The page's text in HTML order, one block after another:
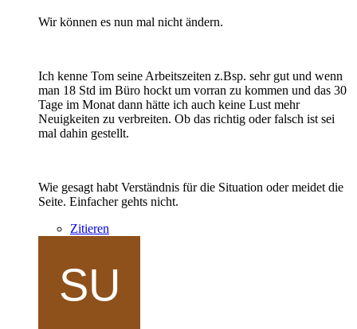
Wir können es nun mal nicht ändern.
Ich kenne Tom seine Arbeitszeiten z.Bsp. sehr gut und wenn
man 18 Std im Büro hockt um vorran zu kommen und das 30
Tage im Monat dann hätte ich auch keine Lust mehr
Neuigkeiten zu verbreiten. Ob das richtig oder falsch ist sei
mal dahin gestellt.
Wie gesagt habt Verständnis für die Situation oder meidet die
Seite. Einfacher gehts nicht.
Zitieren